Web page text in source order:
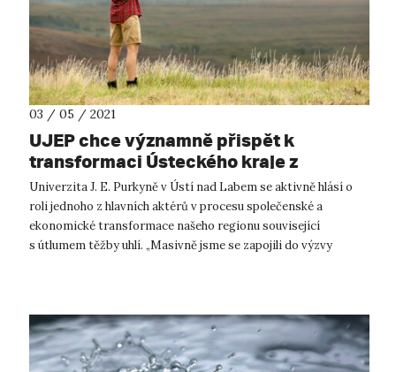
03 / 05 / 2021
UJEP chce významně přispět k
transformaci Ústeckého kraje z
uhelného na kreativní
Univerzita J. E. Purkyně v Ústí nad Labem se aktivně hlásí o
roli jednoho z hlavních aktérů v procesu společenské a
ekonomické transformace našeho regionu související
s útlumem těžby uhlí. „Masivně jsme se zapojili do výzvy